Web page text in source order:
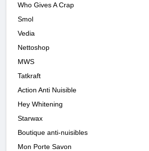
Who Gives A Crap
Smol
Vedia
Nettoshop
MWS
Tatkraft
Action Anti Nuisible
Hey Whitening
Starwax
Boutique anti-nuisibles
Mon Porte Savon